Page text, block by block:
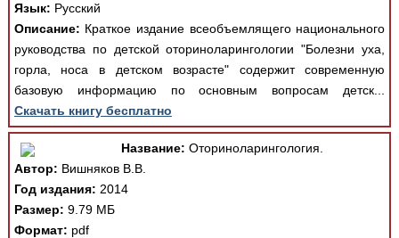
Язык: Русский
Описание: Краткое издание всеобъемлящего национального
руководства по детской оториноларингологии "Болезни уха,
горла, носа в детском возрасте" содержит современную
базовую информацию по основным вопросам детск...
Скачать книгу бесплатно
Название: Оториноларингология.
Автор: Вишняков В.В.
Год издания: 2014
Размер: 9.79 МБ
Формат: pdf